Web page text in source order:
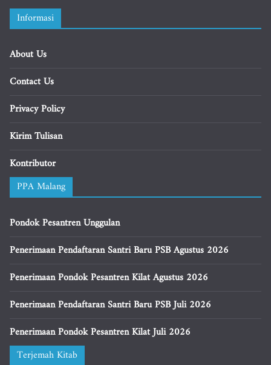
Informasi
About Us
Contact Us
Privacy Policy
Kirim Tulisan
Kontributor
PPA Malang
Pondok Pesantren Unggulan
Penerimaan Pendaftaran Santri Baru PSB Agustus 2026
Penerimaan Pondok Pesantren Kilat Agustus 2026
Penerimaan Pendaftaran Santri Baru PSB Juli 2026
Penerimaan Pondok Pesantren Kilat Juli 2026
Terjemah Kitab